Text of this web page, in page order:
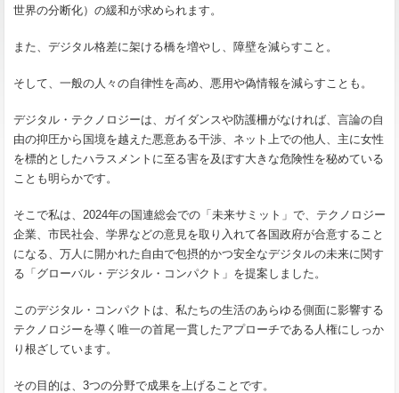
世界の分断化）の緩和が求められます。
また、デジタル格差に架ける橋を増やし、障壁を減らすこと。
そして、一般の人々の自律性を高め、悪用や偽情報を減らすことも。
デジタル・テクノロジーは、ガイダンスや防護柵がなければ、言論の自
由の抑圧から国境を越えた悪意ある干渉、ネット上での他人、主に女性
を標的としたハラスメントに至る害を及ぼす大きな危険性を秘めている
ことも明らかです。
そこで私は、2024年の国連総会での「未来サミット」で、テクノロジー
企業、市民社会、学界などの意見を取り入れて各国政府が合意すること
になる、万人に開かれた自由で包摂的かつ安全なデジタルの未来に関す
る「グローバル・デジタル・コンパクト」を提案しました。
このデジタル・コンパクトは、私たちの生活のあらゆる側面に影響する
テクノロジーを導く唯一の首尾一貫したアプローチである人権にしっか
り根ざしています。
その目的は、3つの分野で成果を上げることです。